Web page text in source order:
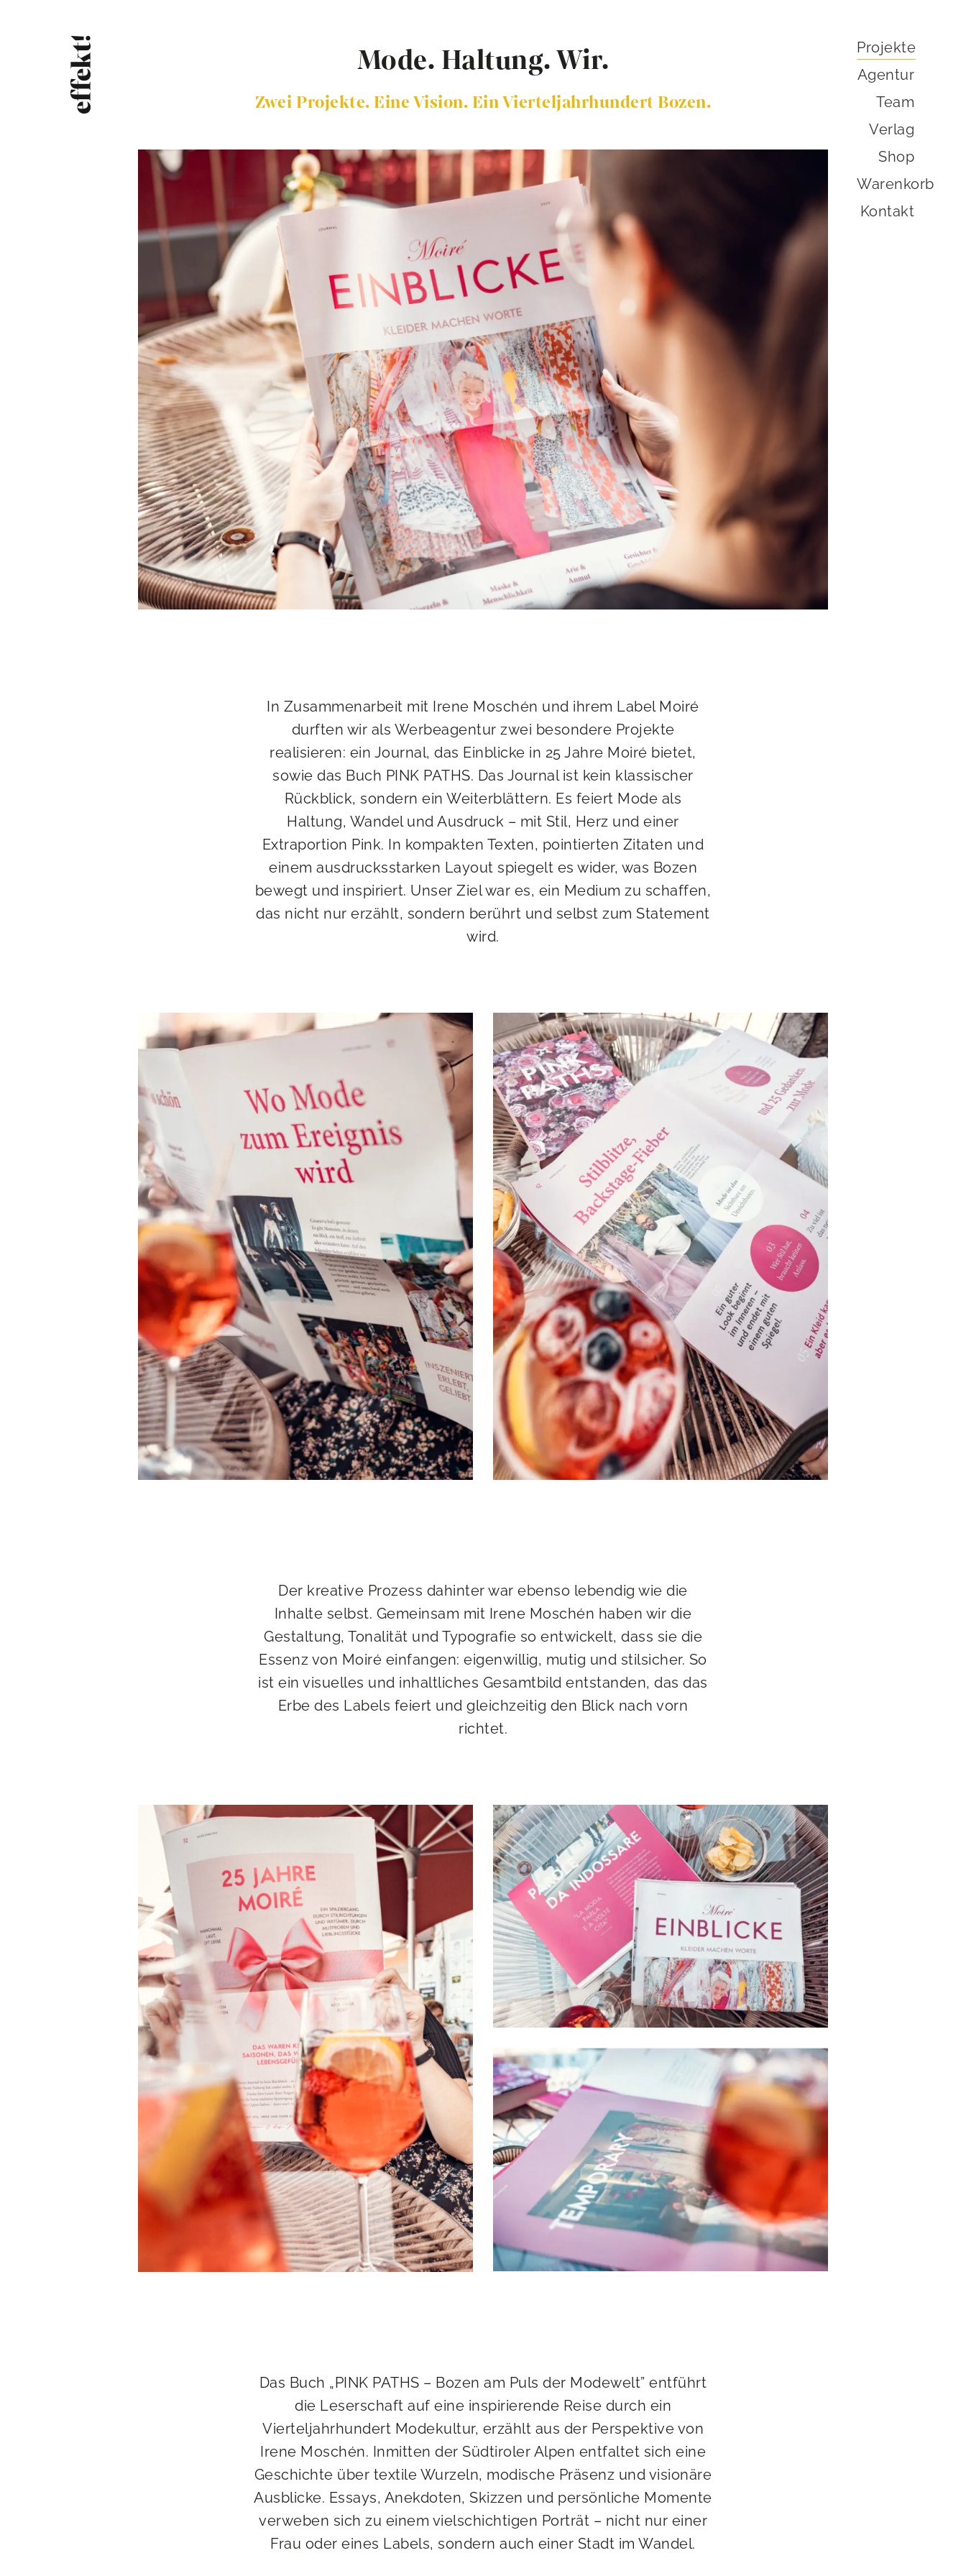
Mode. Haltung. Wir.
Zwei Projekte. Eine Vision. Ein Vierteljahrhundert Bozen.
In Zusammenarbeit mit Irene Moschén und ihrem Label Moiré
durften wir als Werbeagentur zwei besondere Projekte
realisieren: ein Journal, das Einblicke in 25 Jahre Moiré bietet,
sowie das Buch PINK PATHS. Das Journal ist kein klassischer
Rückblick, sondern ein Weiterblättern. Es feiert Mode als
Haltung, Wandel und Ausdruck – mit Stil, Herz und einer
Extraportion Pink. In kompakten Texten, pointierten Zitaten und
einem ausdrucksstarken Layout spiegelt es wider, was Bozen
bewegt und inspiriert. Unser Ziel war es, ein Medium zu schaffen,
das nicht nur erzählt, sondern berührt und selbst zum Statement
wird.
Der kreative Prozess dahinter war ebenso lebendig wie die
Inhalte selbst. Gemeinsam mit Irene Moschén haben wir die
Gestaltung, Tonalität und Typografie so entwickelt, dass sie die
Essenz von Moiré einfangen: eigenwillig, mutig und stilsicher. So
ist ein visuelles und inhaltliches Gesamtbild entstanden, das das
Erbe des Labels feiert und gleichzeitig den Blick nach vorn
richtet.
Das Buch „PINK PATHS – Bozen am Puls der Modewelt” entführt
die Leserschaft auf eine inspirierende Reise durch ein
Vierteljahrhundert Modekultur, erzählt aus der Perspektive von
Irene Moschén. Inmitten der Südtiroler Alpen entfaltet sich eine
Geschichte über textile Wurzeln, modische Präsenz und visionäre
Ausblicke. Essays, Anekdoten, Skizzen und persönliche Momente
verweben sich zu einem vielschichtigen Porträt – nicht nur einer
Frau oder eines Labels, sondern auch einer Stadt im Wandel.
Projekte
Agentur
Team
Verlag
Shop
Warenkorb
Kontakt